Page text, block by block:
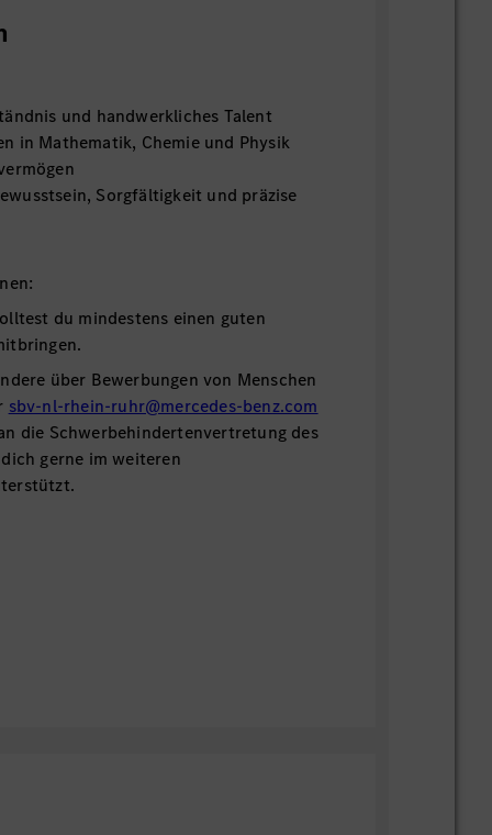
und handwerkliches Talent
in Mathematik, Chemie und Physik
Sorgfältigkeit und präzise
du mindestens einen guten
über Bewerbungen von Menschen
sbv-nl-rhein-ruhr@mercedes-benz.com
die Schwerbehindertenvertretung des
gerne im weiteren